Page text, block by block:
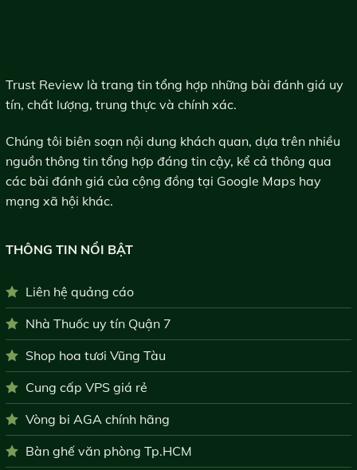
Trust Review là trang tin tổng hợp những bài đánh giá uy
tín, chất lượng, trung thực và chính xác.
Chúng tôi biên soạn nội dung khách quan, dựa trên nhiều
nguồn thông tin tổng hợp đáng tin cậy, kể cả thông qua
các bài đánh giá của cộng đồng tại Google Maps hay
mạng xã hội khác.
THÔNG TIN NỔI BẬT
Liên hệ quảng cáo
Nhà Thuốc uy tín Quận 7
Shop hoa tươi Vũng Tàu
Cung cấp VPS giá rẻ
Vòng bi AGA chính hãng
Bàn ghế văn phòng Tp.HCM